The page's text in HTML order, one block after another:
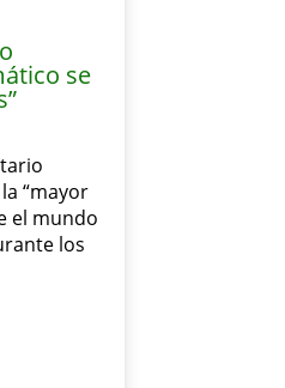
se
“mayor
el mundo
los